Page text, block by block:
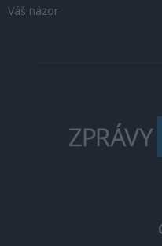
Váš názor